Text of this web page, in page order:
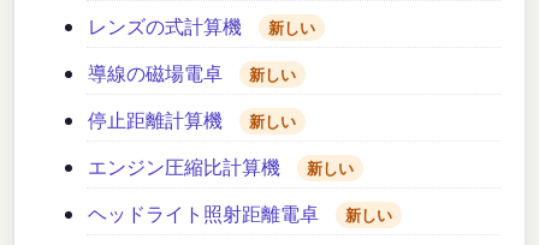
レンズの式計算機 新しい
導線の磁場電卓 新しい
停止距離計算機 新しい
エンジン圧縮比計算機 新しい
ヘッドライト照射距離電卓 新しい